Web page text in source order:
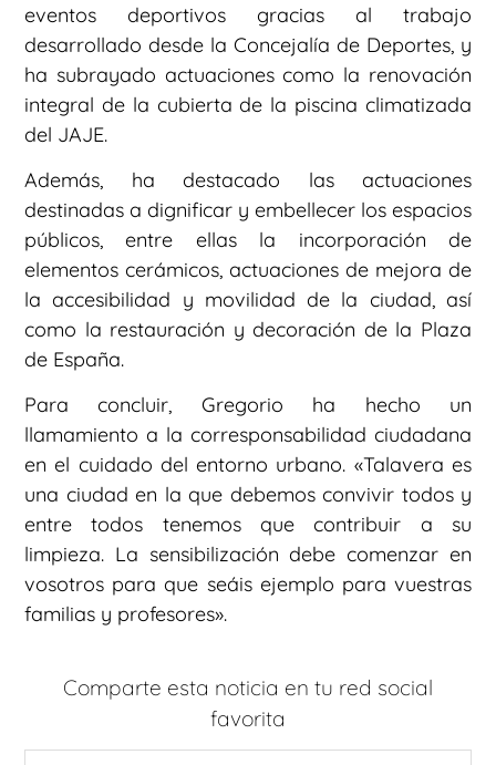
eventos deportivos gracias al trabajo
desarrollado desde la Concejalía de Deportes, y
ha subrayado actuaciones como la renovación
integral de la cubierta de la piscina climatizada
del JAJE.
Además, ha destacado las actuaciones
destinadas a dignificar y embellecer los espacios
públicos, entre ellas la incorporación de
elementos cerámicos, actuaciones de mejora de
la accesibilidad y movilidad de la ciudad, así
como la restauración y decoración de la Plaza
de España.
Para concluir, Gregorio ha hecho un
llamamiento a la corresponsabilidad ciudadana
en el cuidado del entorno urbano. «Talavera es
una ciudad en la que debemos convivir todos y
entre todos tenemos que contribuir a su
limpieza. La sensibilización debe comenzar en
vosotros para que seáis ejemplo para vuestras
familias y profesores».
Comparte esta noticia en tu red social
favorita